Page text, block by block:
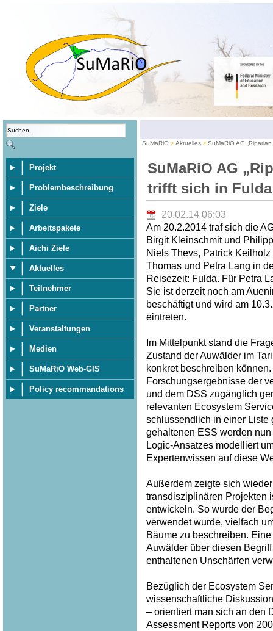
Projekt
Problembeschreibung
Ziele
Arbeitspakete
Aichi Ziele
Aktuelles
Teilnehmer
Partner
Veranstaltungen
Medien
SuMaRiO Web-GIS
Policy recommandations
SuMaRiO Aktuelles SuMaRiO AG
SuMaRiO AG
trifft sich in Fulda
20.02.14 06:03
Am 20.2.2014 traf sich die
Birgit Kleinschmit und
Niels Thevs, Patrick
Thomas und Petra Lang in
Reisezeit: Fulda. Für Petra
Sie ist derzeit noch am
beschäftigt und wird am
eintreten.
Im Mittelpunkt stand die
Zustand der Auwälder im
konkret beschreiben
Forschungsergebnisse der
und dem DSS zugänglich
relevanten Ecosystem
schlussendlich in einer Liste
gehaltenen ESS werden
Logic-Ansatzes modelliert
Expertenwissen auf diese
Außerdem zeigte sich
transdisziplinären Projekten
entwickeln. So wurde der
verwendet wurde, vielfach
Bäume zu beschreiben.
Auwälder über diesen
enthaltenen Unschärfen
Bezüglich der Ecosystem
wissenschaftliche
– orientiert man sich an den
Assessment Reports von